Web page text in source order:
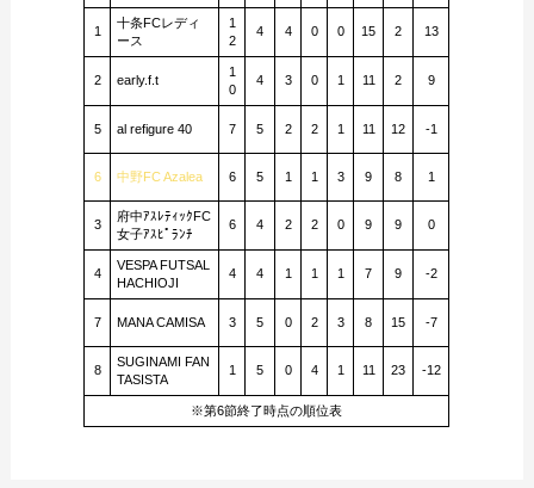
1
十条FCレディ
ース
1
2
4 4 0 0 15 2 13
2 early.f.t
1
0
4 3 0 1 11 2 9
5 al refigure 40 7 5 2 2 1 11 12 -1
6 中野FC Azalea 6 5 1 1 3 9 8 1
3
府中ｱｽﾚﾃｨｯｸFC
女子ｱｽﾋﾟﾗﾝﾁ
6 4 2 2 0 9 9 0
4
VESPA FUTSAL
HACHIOJI
4 4 1 1 1 7 9 -2
7 MANA CAMISA 3 5 0 2 3 8 15 -7
8
SUGINAMI FAN
TASISTA
1 5 0 4 1 11 23 -12
※第6節終了時点の順位表